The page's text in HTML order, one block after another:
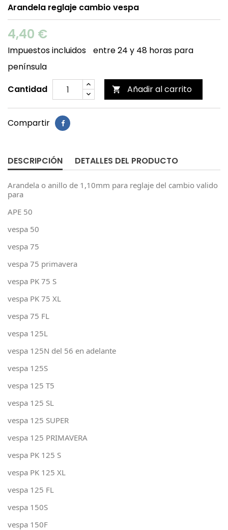
Arandela reglaje cambio vespa
4,40 €
Impuestos incluidos
entre 24 y 48 horas para
península
Cantidad
 Añadir al carrito
Compartir
DESCRIPCIÓN DETALLES DEL PRODUCTO
Arandela o anillo de 1,10mm para reglaje del cambio valido
para
APE 50
vespa 50
vespa 75
vespa 75 primavera
vespa PK 75 S
vespa PK 75 XL
vespa 75 FL
vespa 125L
vespa 125N del 56 en adelante
vespa 125S
vespa 125 T5
vespa 125 SL
vespa 125 SUPER
vespa 125 PRIMAVERA
vespa PK 125 S
vespa PK 125 XL
vespa 125 FL
vespa 150S
vespa 150F